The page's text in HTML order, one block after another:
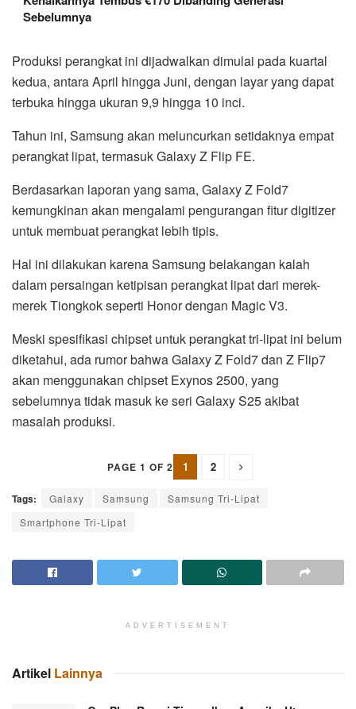
Sebelumnya
Produksi perangkat ini dijadwalkan dimulai pada kuartal
kedua, antara April hingga Juni, dengan layar yang dapat
terbuka hingga ukuran 9,9 hingga 10 inci.
Tahun ini, Samsung akan meluncurkan setidaknya empat
perangkat lipat, termasuk Galaxy Z Flip FE.
Berdasarkan laporan yang sama, Galaxy Z Fold7
kemungkinan akan mengalami pengurangan fitur digitizer
untuk membuat perangkat lebih tipis.
Hal ini dilakukan karena Samsung belakangan kalah
dalam persaingan ketipisan perangkat lipat dari merek-
merek Tiongkok seperti Honor dengan Magic V3.
Meski spesifikasi chipset untuk perangkat tri-lipat ini belum
diketahui, ada rumor bahwa Galaxy Z Fold7 dan Z Flip7
akan menggunakan chipset Exynos 2500, yang
sebelumnya tidak masuk ke seri Galaxy S25 akibat
masalah produksi.
PAGE 1 OF 2 1 2
Tags: Galaxy Samsung
Samsung Tri-Lipat
Smartphone Tri-Lipat
ADVERTISEMENT
Artikel Lainnya